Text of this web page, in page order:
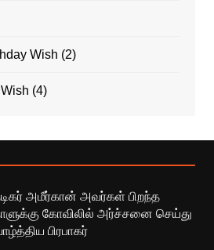
Wish (2)
(4)
அமீர்கான் அவர்கள் பிறந்த
கோவிலில் அர்ச்சனை செய்து
பிரபாகர்